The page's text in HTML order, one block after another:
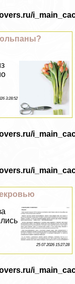
3:28:52
25 07 2026 15:27:28